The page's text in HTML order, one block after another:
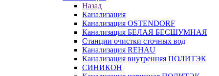
Назад
Канализация
Канализация OSTENDORF
Канализация БЕЛАЯ БЕСШУМНАЯ
Станции очистки сточных вод
Канализация REHAU
Канализация внутренняя ПОЛИТЭК
СИНИКОН